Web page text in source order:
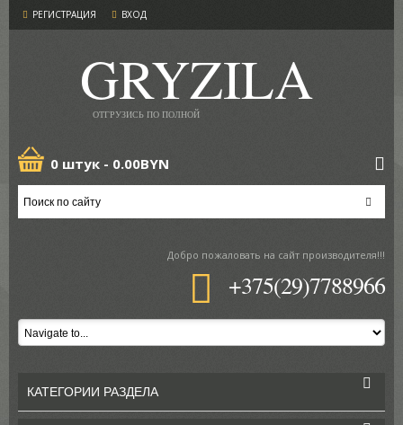
РЕГИСТРАЦИЯ ВХОД
GRYZILA
ОТГРУЗИСЬ ПО ПОЛНОЙ
0 штук - 0.00BYN
Добро пожаловать на сайт производителя!!!
+375(29)7788966
КАТЕГОРИИ РАЗДЕЛА